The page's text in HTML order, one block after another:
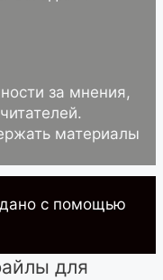
за мнения,
материалы
с помощью
для